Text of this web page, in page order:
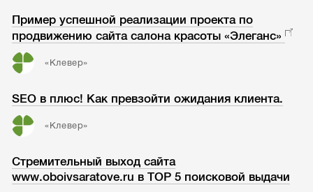
Пример успешной реализации проекта по
продвижению сайта салона красоты «Элеганс»
«Клевер»
SEO в плюс! Как превзойти ожидания клиента.
«Клевер»
Стремительный выход сайта
www.oboivsaratove.ru в ТОР 5 поисковой выдачи